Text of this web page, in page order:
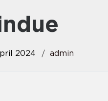
2024 admin